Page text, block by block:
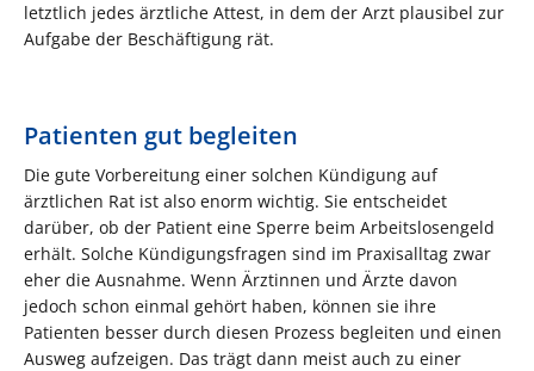
letztlich jedes ärztliche Attest, in dem der Arzt plausibel zur
Aufgabe der Beschäftigung rät.
Patienten gut begleiten
Die gute Vorbereitung einer solchen Kündigung auf
ärztlichen Rat ist also enorm wichtig. Sie entscheidet
darüber, ob der Patient eine Sperre beim Arbeitslosengeld
erhält. Solche Kündigungsfragen sind im Praxisalltag zwar
eher die Ausnahme. Wenn Ärztinnen und Ärzte davon
jedoch schon einmal gehört haben, können sie ihre
Patienten besser durch diesen Prozess begleiten und einen
Ausweg aufzeigen. Das trägt dann meist auch zu einer